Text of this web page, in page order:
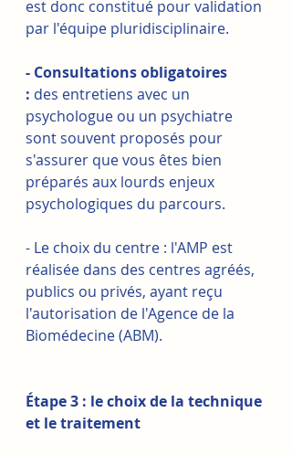
est donc constitué pour validation
par l'équipe pluridisciplinaire.
- Consultations obligatoires
: des entretiens avec un
psychologue ou un psychiatre
sont souvent proposés pour
s'assurer que vous êtes bien
préparés aux lourds enjeux
psychologiques du parcours.
- Le choix du centre : l'AMP est
réalisée dans des centres agréés,
publics ou privés, ayant reçu
l'autorisation de l'Agence de la
Biomédecine (ABM).
Étape 3 : le choix de la technique
et le traitement